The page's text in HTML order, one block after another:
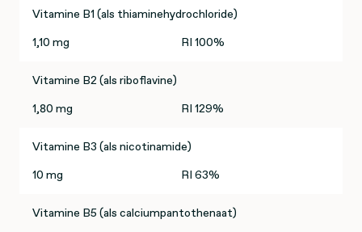
Vitamine B1 (als thiaminehydrochloride)
1,10 mg
RI 100%
Vitamine B2 (als riboflavine)
1,80 mg
RI 129%
Vitamine B3 (als nicotinamide)
10 mg
RI 63%
Vitamine B5 (als calciumpantothenaat)